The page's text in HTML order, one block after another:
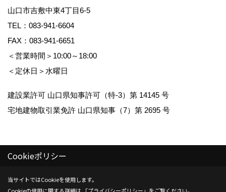
山口市吉敷中東4丁目6-5
TEL： 083-941-6604
FAX：083-941-6651
＜営業時間＞10:00～18:00
＜定休日＞水曜日
建設業許可 山口県知事許可（特-3）第 14145 号
宅地建物取引業免許 山口県知事（7）第 2695 号
Copyright (c) Kenwa Jutaku. All Rights Reserved.
Cookieポリシー
当サイトではCookieを使用します。